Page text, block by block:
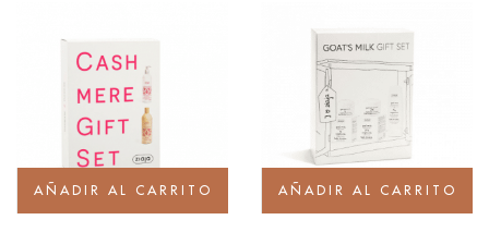
AÑADIR AL CARRITO AÑADIR AL CARRITO